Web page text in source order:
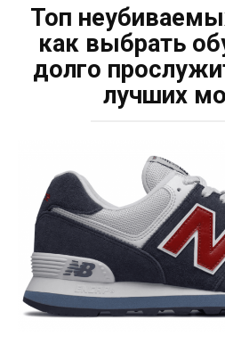
Топ
как выбрать
долго
лучших